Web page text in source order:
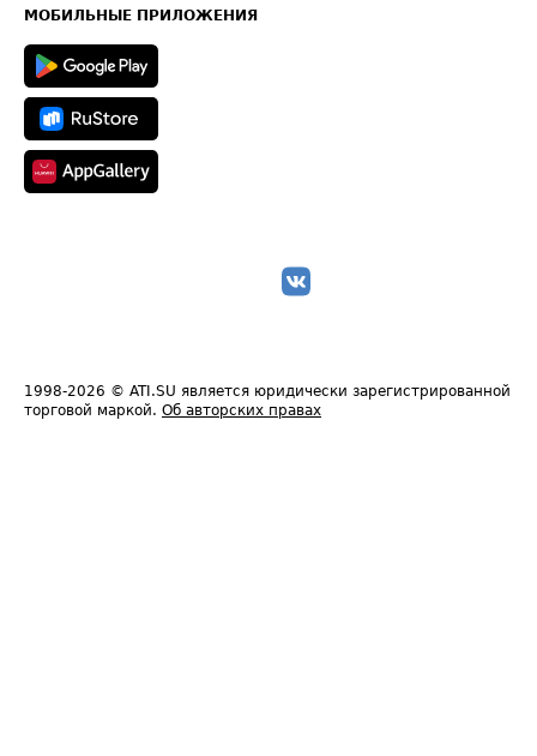
Техническая информация
МОБИЛЬНЫЕ ПРИЛОЖЕНИЯ
1998-2026 © ATI.SU является юридически зарегистрированной
торговой маркой. Об авторских правах